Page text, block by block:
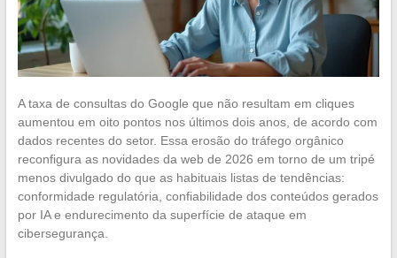
A taxa de consultas do Google que não resultam em cliques
aumentou em oito pontos nos últimos dois anos, de acordo com
dados recentes do setor. Essa erosão do tráfego orgânico
reconfigura as novidades da web de 2026 em torno de um tripé
menos divulgado do que as habituais listas de tendências:
conformidade regulatória, confiabilidade dos conteúdos gerados
por IA e endurecimento da superfície de ataque em
cibersegurança.